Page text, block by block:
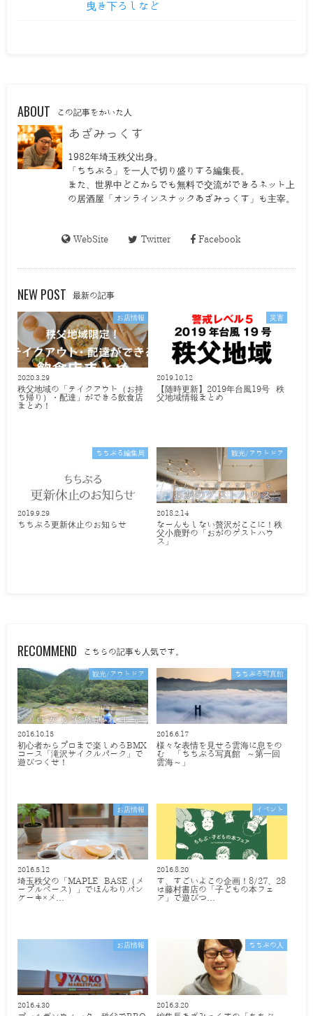
曳き下ろしなど
ABOUT この記事をかいた人
あざみっくす
1982年埼玉秩父出身。
「ちちぶる」を一人で切り盛りする編集長。
また、世界中どこからでも無料で交流ができるネット上
の居酒屋「オンラインスナックあざみっくす」も主宰。
WebSite Twitter Facebook
NEW POST 最新の記事
お店情報
2020.3.29
秩父地域の「テイクアウト（お持
ち帰り）・配達」ができる飲食店
まとめ！
災害
2019.10.12
【随時更新】2019年台風19号 秩
父地域情報まとめ
ちちぶる編集局
2019.9.29
ちちぶる更新休止のお知らせ
観光/アウトドア
2018.2.14
なーんもしない贅沢がここに！秩
父小鹿野の「おがのゲストハウ
ス」
RECOMMEND こちらの記事も人気です。
観光/アウトドア
2016.10.15
初心者からプロまで楽しめるBMX
コース「滝沢サイクルパーク」で
遊びつくせ！
ちちぶる写真館
2016.6.17
様々な表情を見せる雲海に息をの
む 「ちちぶる写真館 ～第一回
雲海～」
お店情報
2016.5.12
埼玉秩父の「MAPLE BASE（メ
ープルベース）」でほんわりパン
ケーキ×メ…
イベント
2016.8.20
す、すごいよこの企画！8/27、28
は藤村書店の「子どもの本フェ
ア」で遊びつ…
お店情報
2016.4.30
ちちぶの人
2016.3.20